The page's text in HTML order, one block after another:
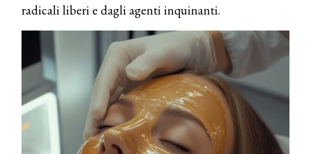
radicali liberi e dagli agenti inquinanti.